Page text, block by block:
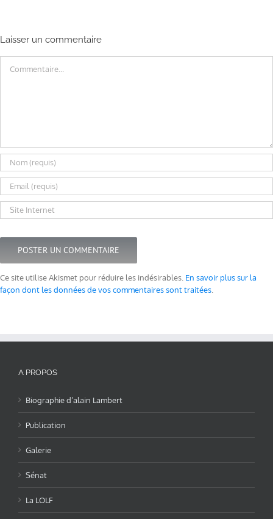
Laisser un commentaire
Ce site utilise Akismet pour réduire les indésirables. En savoir plus sur la
façon dont les données de vos commentaires sont traitées
A PROPOS
Biographie d’alain Lambert
Publication
Galerie
Sénat
La LOLF